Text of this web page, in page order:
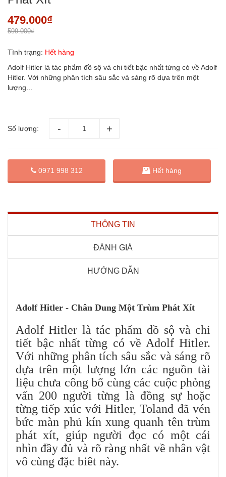
479.000₫
599.000₫
Tình trạng: Hết hàng
Adolf Hitler là tác phẩm đồ sộ và chi tiết bậc nhất từng có về Adolf
Hitler. Với những phân tích sâu sắc và sáng rõ dựa trên một
lượng...
Số lượng:
0971 998 312 Hết hàng
THÔNG TIN
ĐÁNH GIÁ
HƯỚNG DẪN
Adolf Hitler - Chân Dung Một Trùm Phát Xít
Adolf Hitler là tác phẩm đồ sộ và chi
tiết bậc nhất từng có về Adolf Hitler.
Với những phân tích sâu sắc và sáng rõ
dựa trên một lượng lớn các nguồn tài
liệu chưa công bố cùng các cuộc phỏng
vấn 200 người từng là đồng sự hoặc
từng tiếp xúc với Hitler, Toland đã vén
bức màn phủ kín xung quanh tên trùm
phát xít, giúp người đọc có một cái
nhìn đầy đủ và rõ ràng nhất về nhân vật
vô cùng đặc biêt này.